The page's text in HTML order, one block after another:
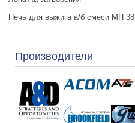
Печь для выжига а/б смеси МП 38
Производители